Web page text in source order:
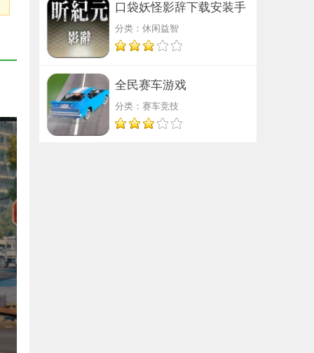
口袋妖怪影辞下载安装手
机版
分类：休闲益智
全民赛车游戏
分类：赛车竞技